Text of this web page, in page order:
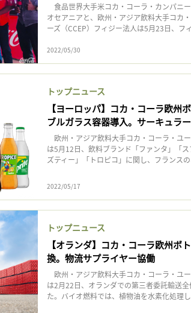
食品世界大手米コカ・コーラ・カンパニ
オセアニアと、欧州・アジア飲料大手コカ
ーズ（CCEP）フィジー法人は5月23日、フ
2022/05/30
トップニュース
【ヨーロッパ】コカ・コーラ欧州
ブルガラス容器導入。サーキュラー
欧州・アジア飲料大手コカ・コーラ・ユ
は5月12日、飲料ブランド「ファンタ」「
ズティー」「トロピコ」に関し、フランス
2022/05/17
トップニュース
【オランダ】コカ・コーラ欧州ボ
換。物流サプライヤー協働
欧州・アジア飲料大手コカ・コーラ・ユ
は2月22日、オランダでの第三者委託輸送
た。バイオ燃料では、植物油を水素化処理